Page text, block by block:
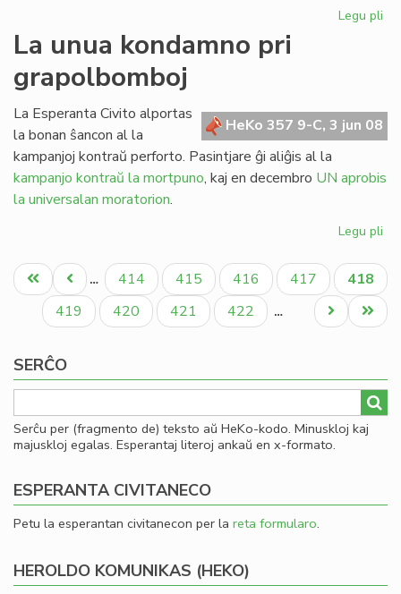
Legu pli
en
La unua kondamno pri
grapolbomboj
HeKo 357 9-C, 3 jun 08
La Esperanta Civito alportas
la bonan ŝancon al la
kampanjoj kontraŭ perforto. Pasintjare ĝi aliĝis al la
kampanjo kontraŭ la mortpuno, kaj en decembro UN aprobis
la universalan moratorion.
Legu pli
pri
Pagination
Unua
paĝo
Antaŭa
paĝo
… Paĝo
414 Paĝo
415 Paĝo
416 Paĝo
417
Aktuala
paĝo
418
Paĝo
419 Paĝo
420 Paĝo
421 Paĝo
422 …
Last
page
Next
page
SERĈO
Serĉu per (fragmento de) teksto aŭ HeKo-kodo. Minuskloj kaj
majuskloj egalas. Esperantaj literoj ankaŭ en x-formato.
ESPERANTA CIVITANECO
Petu la esperantan civitanecon per la reta formularo.
HEROLDO KOMUNIKAS (HEKO)